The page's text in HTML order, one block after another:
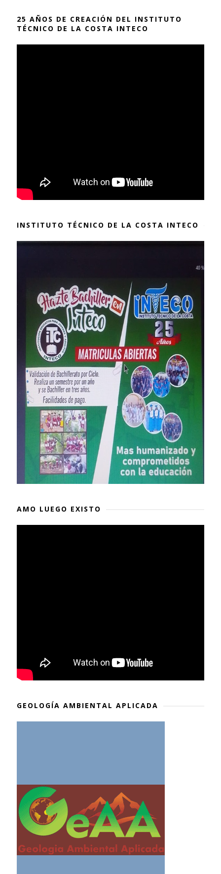
25 AÑOS DE CREACIÓN DEL INSTITUTO
TÉCNICO DE LA COSTA INTECO
INSTITUTO TÉCNICO DE LA COSTA INTECO
AMO LUEGO EXISTO
GEOLOGÍA AMBIENTAL APLICADA